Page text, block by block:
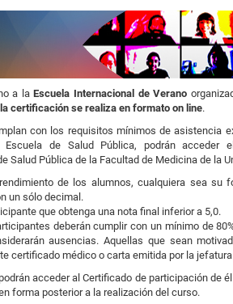
a laEscuela Internacional de Verano
certificación se realiza en formato on line.
con los requisitos mínimos de asistencia
de Salud Pública, podrán acceder
Salud Pública de la Facultad de Medicina de la
de los alumnos, cualquiera sea su
un sólo decimal.
que obtenga una nota final inferior a 5,0.
deberán cumplir con un mínimo de
ausencias. Aquellas que sean
certificado médico o carta emitida por la
acceder al Certificado de participación de
forma posterior a la realización del curso.